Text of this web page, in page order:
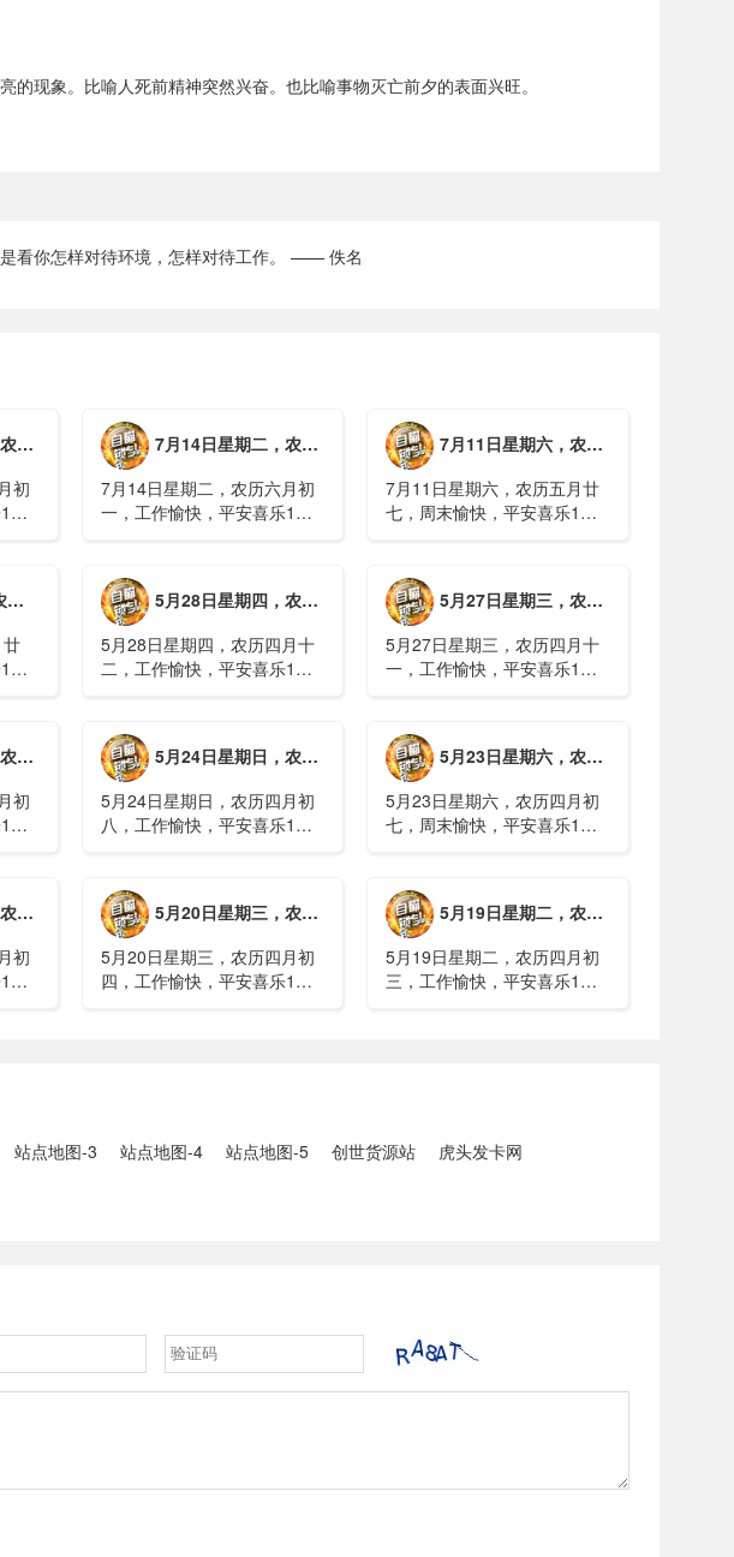
现象。比喻人死前精神突然兴奋。也比喻事物灭亡前夕的表面兴旺。
看你怎样对待环境，怎样对待工作。 —— 佚名
喜乐
初
、
T
家
7月14日星期二，农历六月初一，工作愉快，平安喜乐
7月14日星期二，农历六月初
一，工作愉快，平安喜乐1、
停业2、广西梧州万秀区：累
计发现登革热病例228例，已
治愈出院1......
7月11日星期六，农历五月廿七，周末愉快，平安喜乐
7月11日星期六，农历五月廿
七，周末愉快，平安喜乐1、
8000多人被困，总台记者徒步
近6小时抵达乡政府3、上海发
布海......
、
学
、
5月28日星期四，农历四月十二，工作愉快，平安喜乐
5月28日星期四，农历四月十
二，工作愉快，平安喜乐1、
果(金)埃博拉疫情仍处于暴发
初期，主要传播方式为体液接
触3、......
5月27日星期三，农历四月十一，工作愉快，平安喜乐
5月27日星期三，农历四月十
一，工作愉快，平安喜乐1、
2、媒体：重庆永川一村会计
打电话叫醒乡亲后失联，遗体
被找到确认遇难......
喜乐
初
、
17
5月24日星期日，农历四月初八，工作愉快，平安喜乐
5月24日星期日，农历四月初
八，工作愉快，平安喜乐1、
一煤矿爆炸已致8人死亡，井
下38人正在全力搜救3、张国
清赶赴山......
5月23日星期六，农历四月初七，周末愉快，平安喜乐
5月23日星期六，农历四月初
七，周末愉快，平安喜乐1、
常住地提供基本公共服务的实
施意见》2、珠江流域进入“龙
舟水”降雨......
喜乐
初
、
5月20日星期三，农历四月初四，工作愉快，平安喜乐
5月20日星期三，农历四月初
四，工作愉快，平安喜乐1、
5月19日星期二，农历四月初三，工作愉快，平安喜乐
5月19日星期二，农历四月初
三，工作愉快，平安喜乐1、
站点地图-3 站点地图-4 站点地图-5 创世货源站
虎头发卡网